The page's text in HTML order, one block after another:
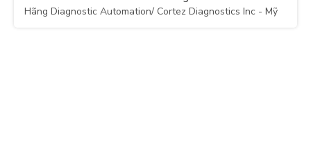
Hãng Diagnostic Automation/ Cortez Diagnostics Inc - Mỹ